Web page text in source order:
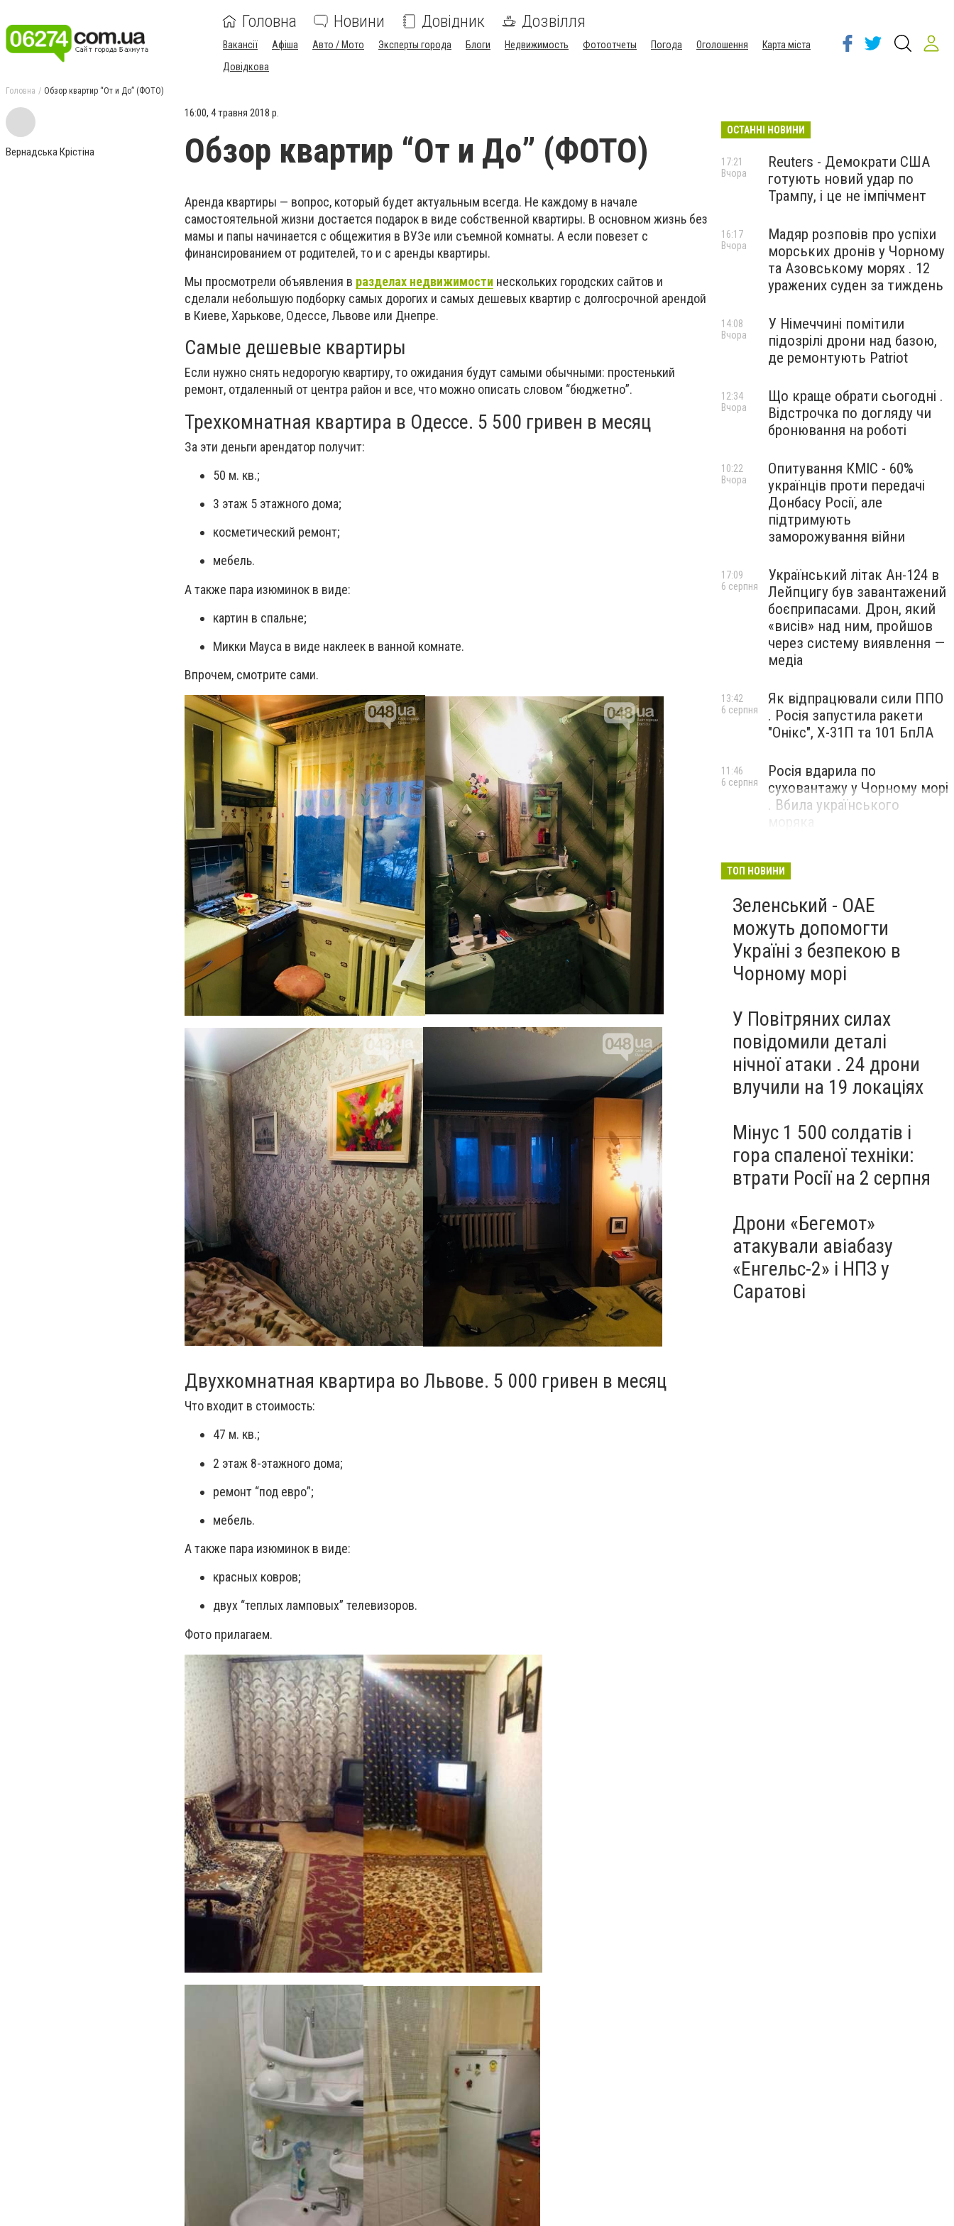
Головна Новини Довідник Дозвілля
Вакансії Афіша Авто / Мото Эксперты города Блоги Недвижимость Фотоотчеты Погода Оголошення
Карта міста
Довідкова
Головна Обзор квартир “От и До” (ФОТО)
Вернадська Крістіна
16:00, 4 травня 2018 р.
Обзор квартир “От и До” (ФОТО)
Аренда квартиры — вопрос, который будет актуальным всегда. Не каждому в начале
самостоятельной жизни достается подарок в виде собственной квартиры. В основном жизнь без
мамы и папы начинается с общежития в ВУЗе или съемной комнаты. А если повезет с
финансированием от родителей, то и с аренды квартиры.
Мы просмотрели объявления в разделах недвижимости нескольких городских сайтов и
сделали небольшую подборку самых дорогих и самых дешевых квартир с долгосрочной арендой
в Киеве, Харькове, Одессе, Львове или Днепре.
Самые дешевые квартиры
Если нужно снять недорогую квартиру, то ожидания будут самыми обычными: простенький
ремонт, отдаленный от центра район и все, что можно описать словом “бюджетно”.
Трехкомнатная квартира в Одессе. 5 500 гривен в месяц
За эти деньги арендатор получит:
50 м. кв.;
3 этаж 5 этажного дома;
косметический ремонт;
мебель.
А также пара изюминок в виде:
картин в спальне;
Микки Мауса в виде наклеек в ванной комнате.
Впрочем, смотрите сами.
Двухкомнатная квартира во Львове. 5 000 гривен в месяц
Что входит в стоимость:
47 м. кв.;
2 этаж 8-этажного дома;
ремонт “под евро”;
мебель.
А также пара изюминок в виде:
красных ковров;
двух “теплых ламповых” телевизоров.
Фото прилагаем.
ОСТАННІ НОВИНИ
Reuters - Демократи США
готують новий удар по
Трампу, і це не імпічмент
17:21
Вчора
Мадяр розповів про успіхи
морських дронів у Чорному
та Азовському морях . 12
уражених суден за тиждень
16:17
Вчора
У Німеччині помітили
підозрілі дрони над базою,
де ремонтують Patriot
14:08
Вчора
Що краще обрати сьогодні .
Відстрочка по догляду чи
бронювання на роботі
12:34
Вчора
Опитування КМІС - 60%
українців проти передачі
Донбасу Росії, але
підтримують
заморожування війни
10:22
Вчора
Український літак Ан-124 в
Лейпцигу був завантажений
боєприпасами. Дрон, який
«висів» над ним, пройшов
через систему виявлення —
медіа
17:09
6 серпня
Як відпрацювали сили ППО
. Росія запустила ракети
"Онікс", Х-31П та 101 БпЛА
13:42
6 серпня
Росія вдарила по
суховантажу у Чорному морі
. Вбила українського
11:46
6 серпня
ТОП НОВИНИ
Зеленський - ОАЕ
можуть допомогти
Україні з безпекою в
Чорному морі
У Повітряних силах
повідомили деталі
нічної атаки . 24 дрони
влучили на 19 локаціях
Мінус 1 500 солдатів і
гора спаленої техніки:
втрати Росії на 2 серпня
Дрони «Бегемот»
атакували авіабазу
«Енгельс-2» і НПЗ у
Саратові